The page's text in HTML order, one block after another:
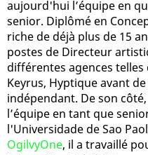
aujourd'hui l’équipe en
senior. Diplômé en
riche de déjà plus de 15
postes de Directeur
différentes agences telles
Keyrus, Hyptique avant
indépendant. De son
l’équipe en tant que
l'Universidade de Sao
OgilvyOne, il a travaillé